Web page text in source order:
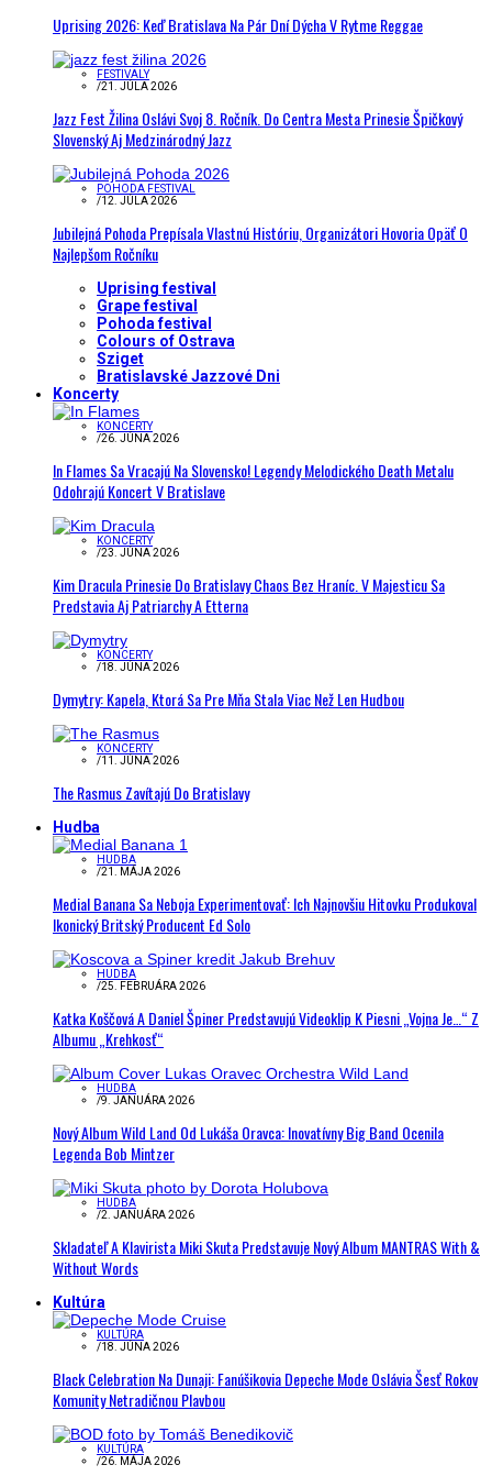
Uprising 2026: Keď Bratislava Na Pár Dní Dýcha V Rytme Reggae
FESTIVALY
/21. JÚLA 2026
Jazz Fest Žilina Oslávi Svoj 8. Ročník. Do Centra Mesta Prinesie Špičkový
Slovenský Aj Medzinárodný Jazz
POHODA FESTIVAL
/12. JÚLA 2026
Jubilejná Pohoda Prepísala Vlastnú Históriu, Organizátori Hovoria Opäť O
Najlepšom Ročníku
Uprising festival
Grape festival
Pohoda festival
Colours of Ostrava
Sziget
Bratislavské Jazzové Dni
Koncerty
KONCERTY
/26. JÚNA 2026
In Flames Sa Vracajú Na Slovensko! Legendy Melodického Death Metalu
Odohrajú Koncert V Bratislave
KONCERTY
/23. JÚNA 2026
Kim Dracula Prinesie Do Bratislavy Chaos Bez Hraníc. V Majesticu Sa
Predstavia Aj Patriarchy A Etterna
KONCERTY
/18. JÚNA 2026
Dymytry: Kapela, Ktorá Sa Pre Mňa Stala Viac Než Len Hudbou
KONCERTY
/11. JÚNA 2026
The Rasmus Zavítajú Do Bratislavy
Hudba
HUDBA
/21. MÁJA 2026
Medial Banana Sa Neboja Experimentovať: Ich Najnovšiu Hitovku Produkoval
Ikonický Britský Producent Ed Solo
HUDBA
/25. FEBRUÁRA 2026
Katka Koščová A Daniel Špiner Predstavujú Videoklip K Piesni „Vojna Je…“ Z
Albumu „Krehkosť“
HUDBA
/9. JANUÁRA 2026
Nový Album Wild Land Od Lukáša Oravca: Inovatívny Big Band Ocenila
Legenda Bob Mintzer
HUDBA
/2. JANUÁRA 2026
Skladateľ A Klavirista Miki Skuta Predstavuje Nový Album MANTRAS With &
Without Words
Kultúra
KULTÚRA
/18. JÚNA 2026
Black Celebration Na Dunaji: Fanúšikovia Depeche Mode Oslávia Šesť Rokov
Komunity Netradičnou Plavbou
KULTÚRA
/26. MÁJA 2026